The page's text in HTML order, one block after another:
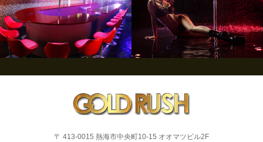
〒 413-0015 熱海市中央町10-15 オオマツビル2F